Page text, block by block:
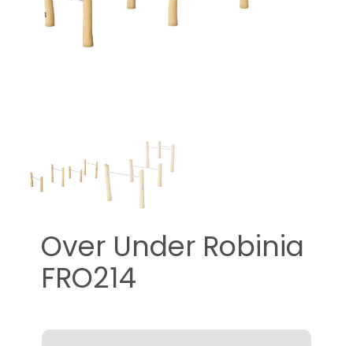
Over Under Robinia
FRO214